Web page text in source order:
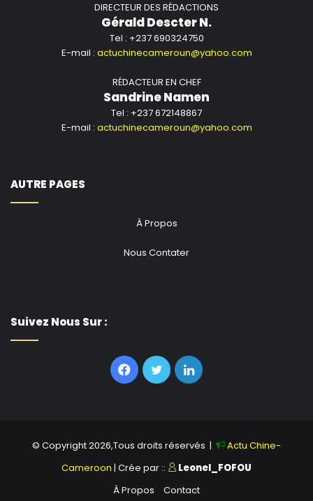
DIRECTEUR DES RÉDACTIONS
Gérald Descter N.
Tel : +237 690324750
E-mail : actuchinecameroun@yahoo.com
RÉDACTEUR EN CHEF
Sandrine Namen
Tel : +237 672148867
E-mail : actuchinecameroun@yahoo.com
AUTRE PAGES
À Propos
Nous Contater
Suivez Nous Sur :
Facebook
TwitterLinkedin
© Copyright 2026,Tous droits réservés |
Actu Chine-
Cameroon | Crée par ::
Leonel_FOFOU
À Propos
Contact